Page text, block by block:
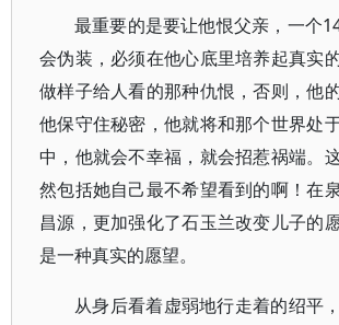
最重要的是要让他恨父亲，一个
会伪装，必须在他心底里培养起真实
做样子给人看的那种仇恨，否则，他
他保守住秘密，他就将和那个世界处
中，他就会不幸福，就会招惹祸端。
然包括她自己最不希望看到的啊！在
昌源，更加强化了石玉兰改变儿子的
是一种真实的愿望。
从身后看着虚弱地行走着的绍平